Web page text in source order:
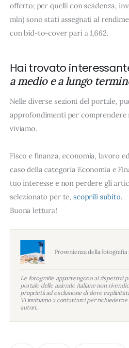
offerto; per quelli con scadenza,
mln) sono stati assegnati al
con bid-to-cover pari a 1,662.
Hai trovato
a medio e a lungo
Nelle diverse sezioni del portale,
approfondimenti per comprendere
viviamo.
Fisco e finanza, economia, lavoro
caso della categoria Economia e
tuo interesse e non perdere gli
selezionato per te, scoprili subito.
Buona lettura!
Provenienza della fotografia
Le fotografie appartengono ai rispettivi
portale delle aziende italiane non
proprietà ad esclusione di dove
Vi invitiamo a contattarci per
autori..